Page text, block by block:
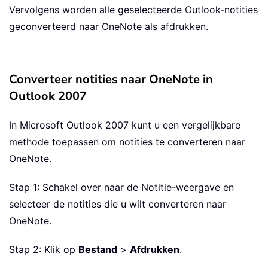
Vervolgens worden alle geselecteerde Outlook-notities
geconverteerd naar OneNote als afdrukken.
Converteer notities naar OneNote in
Outlook 2007
In Microsoft Outlook 2007 kunt u een vergelijkbare
methode toepassen om notities te converteren naar
OneNote.
Stap 1: Schakel over naar de Notitie-weergave en
selecteer de notities die u wilt converteren naar
OneNote.
Stap 2: Klik op Bestand > Afdrukken.